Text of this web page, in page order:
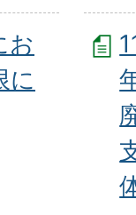
お
に